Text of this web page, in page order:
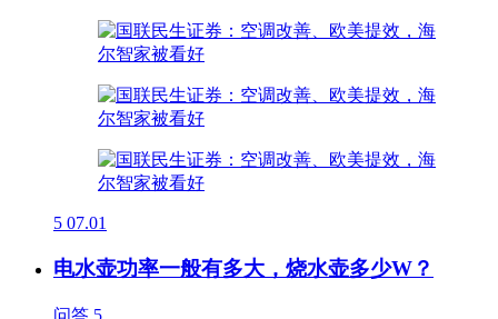
5 07.01
电水壶功率一般有多大，烧水壶多少W？
问答 5